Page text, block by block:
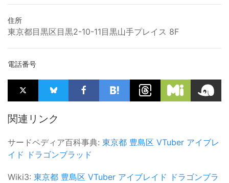
住所
東京都目黒区目黒2-10-11目黒山手プレイス 8F
電話番号
関連リンク
サードペディア百科事典: 東京都 豊島区 VTuber アイブレ
イド ドラゴンブラッド
Wiki3: 東京都 豊島区 VTuber アイブレイド ドラゴンブラ